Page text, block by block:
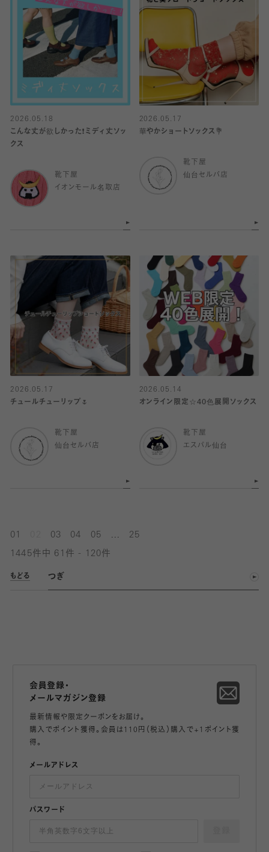
2026.05.18
こんな丈が欲しかった❗️ミディ丈ソッ
クス
靴下屋
イオンモール名取店
2026.05.17
華やかショートソックス💐
靴下屋
仙台セルバ店
2026.05.17
チュールチューリップ🌷
靴下屋
仙台セルバ店
2026.05.14
オンライン限定☆40色展開ソックス
靴下屋
エスパル仙台
01 03 04 05 25
1445件中 61件 - 120件
もどる つぎ
会員登録・
メールマガジン登録
最新情報や限定クーポンをお届け。
購入でポイント獲得。会員は110円（税込）購入で+1ポイント獲
得。
メールアドレス
パスワード